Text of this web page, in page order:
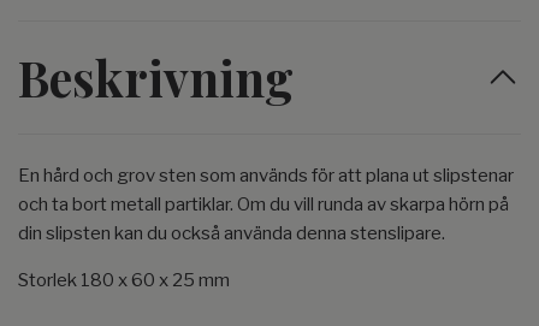
Beskrivning
En hård och grov sten som används för att plana ut slipstenar
och ta bort metall partiklar. Om du vill runda av skarpa hörn på
din slipsten kan du också använda denna stenslipare.
Storlek 180 x 60 x 25 mm